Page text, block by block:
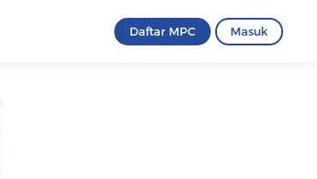
Daftar MPC Masuk